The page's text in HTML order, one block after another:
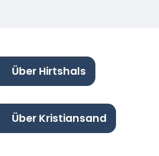
Über Hirtshals
Über Kristiansand